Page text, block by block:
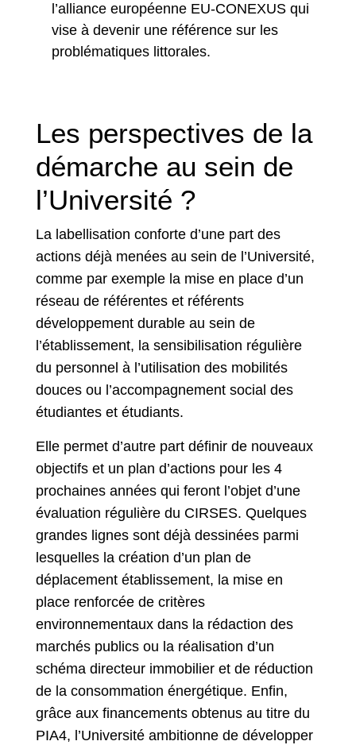
l’alliance européenne EU-CONEXUS qui
vise à devenir une référence sur les
problématiques littorales.
Les perspectives de la
démarche au sein de
l’Université ?
La labellisation conforte d’une part des
actions déjà menées au sein de l’Université,
comme par exemple la mise en place d’un
réseau de référentes et référents
développement durable au sein de
l’établissement, la sensibilisation régulière
du personnel à l’utilisation des mobilités
douces ou l’accompagnement social des
étudiantes et étudiants.
Elle permet d’autre part définir de nouveaux
objectifs et un plan d’actions pour les 4
prochaines années qui feront l’objet d’une
évaluation régulière du CIRSES. Quelques
grandes lignes sont déjà dessinées parmi
lesquelles la création d’un plan de
déplacement établissement, la mise en
place renforcée de critères
environnementaux dans la rédaction des
marchés publics ou la réalisation d’un
schéma directeur immobilier et de réduction
de la consommation énergétique. Enfin,
grâce aux financements obtenus au titre du
PIA4, l’Université ambitionne de développer